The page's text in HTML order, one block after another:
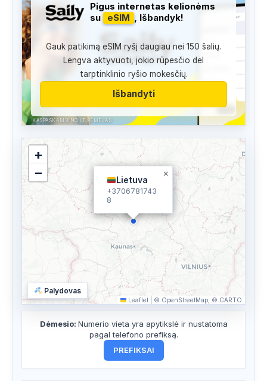
KASPASKAMBINO.LT RĖMĖJAS
Pigus internetas kelionėms
su
eSIM , Išbandyk!
Gauk patikimą eSIM ryšį daugiau nei 150 šalių.
Lengva aktyvuoti, jokio rūpesčio dėl
tarptinklinio ryšio mokesčių.
Išbandyti
Lietuva
+3706781743
8
×
+
−
Leaflet © OpenStreetMap, © CARTO
Palydovas
Dėmesio: Numerio vieta yra apytikslė ir nustatoma
pagal telefono prefiksą.
PREFIKSAI